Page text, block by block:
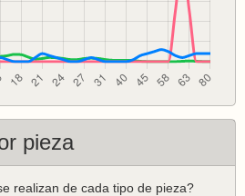
pieza
realizan de cada tipo de pieza?